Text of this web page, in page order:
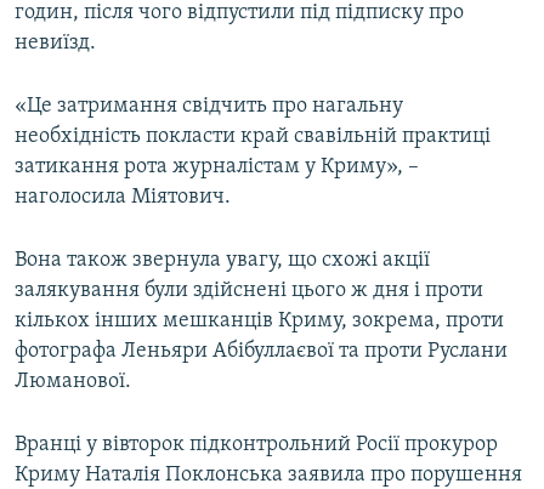
годин, після чого відпустили під підписку про
невиїзд.
«Це затримання свідчить про нагальну
необхідність покласти край свавільній практиці
затикання рота журналістам у Криму», –
наголосила Міятович.
Вона також звернула увагу, що схожі акції
залякування були здійснені цього ж дня і проти
кількох інших мешканців Криму, зокрема, проти
фотографа Леньяри Абібуллаєвої та проти Руслани
Люманової.
Вранці у вівторок підконтрольний Росії прокурор
Криму Наталія Поклонська заявила про порушення